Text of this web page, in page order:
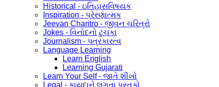
Historical - ઇતિહાસવિષયક
Inspiration - પ્રેરણાત્મક
Jeevan Charitro - જીવન ચરિત્રો
Jokes - વિનોદનો ટુચકા
Journalism - પત્રકારત્વ
Language Learning
Learn English
Learning Gujarati
Learn Your Self - જાતે શીખો
Legal - કાયદાને લગતા પુસ્તકો